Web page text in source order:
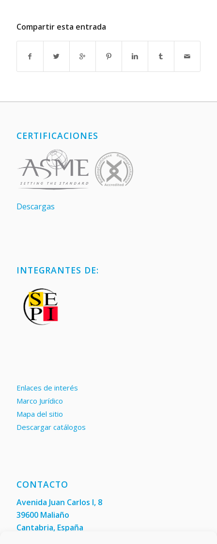
Compartir esta entrada
CERTIFICACIONES
Descargas
INTEGRANTES DE:
Enlaces de interés
Marco Jurídico
Mapa del sitio
Descargar catálogos
CONTACTO
Avenida Juan Carlos I, 8
39600 Maliaño
Cantabria, España